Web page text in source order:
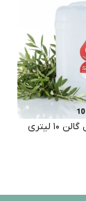
عرق برگ زیتون اصل گالن 10 لیتری